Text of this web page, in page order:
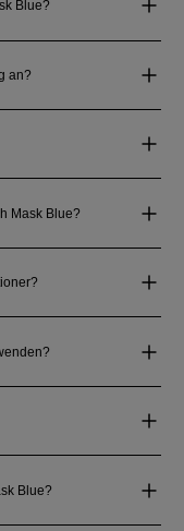
Blue?
an?
Mask Blue?
Blue?